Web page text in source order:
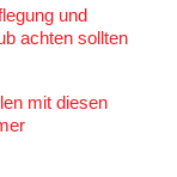
und
achten sollten
mit diesen